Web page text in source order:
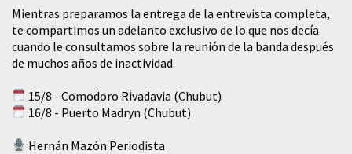
Mientras preparamos la entrega de la entrevista completa,
te compartimos un adelanto exclusivo de lo que nos decía
cuando le consultamos sobre la reunión de la banda después
de muchos años de inactividad.
15/8 - Comodoro Rivadavia (Chubut)
16/8 - Puerto Madryn (Chubut)
Hernán Mazón Periodista